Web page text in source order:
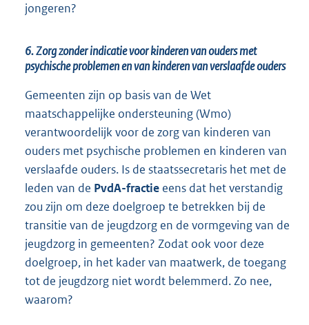
jongeren?
6. Zorg zonder indicatie voor kinderen van ouders met
psychische problemen en van kinderen van verslaafde ouders
Gemeenten zijn op basis van de Wet
maatschappelijke ondersteuning (Wmo)
verantwoordelijk voor de zorg van kinderen van
ouders met psychische problemen en kinderen van
verslaafde ouders. Is de staatssecretaris het met de
leden van de PvdA-fractie eens dat het verstandig
zou zijn om deze doelgroep te betrekken bij de
transitie van de jeugdzorg en de vormgeving van de
jeugdzorg in gemeenten? Zodat ook voor deze
doelgroep, in het kader van maatwerk, de toegang
tot de jeugdzorg niet wordt belemmerd. Zo nee,
waarom?